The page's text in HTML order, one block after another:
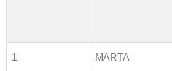
1
MARTA